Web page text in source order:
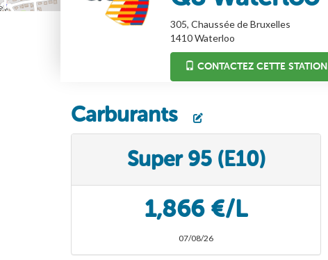
305, Chaussée de Bruxelles
1410 Waterloo
CONTACTEZ CETTE STATION
Carburants
Super 95 (E10)
1,866 €/L
07/08/26